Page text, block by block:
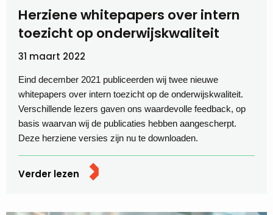
Herziene whitepapers over intern
toezicht op onderwijskwaliteit
31 maart 2022
Eind december 2021 publiceerden wij twee nieuwe
whitepapers over intern toezicht op de onderwijskwaliteit.
Verschillende lezers gaven ons waardevolle feedback, op
basis waarvan wij de publicaties hebben aangescherpt.
Deze herziene versies zijn nu te downloaden.
Verder lezen